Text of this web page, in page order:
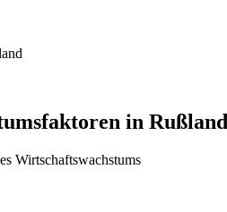
in Rußland
Wirtschaftswachstums